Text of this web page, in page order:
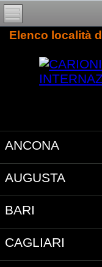
Elenco località
ANCONA
AUGUSTA
BARI
CAGLIARI